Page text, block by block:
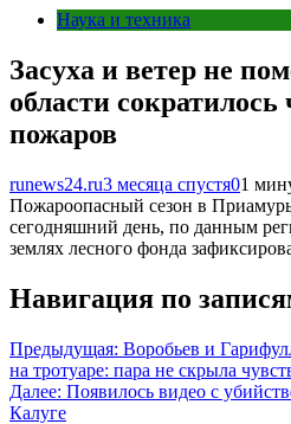
Наука и техника
Засуха и ветер не
области
пожаров
runews24.ru3 месяца спустя01
Пожароопасный сезон в
сегодняшний день, по данным
землях лесного фонда
Навигация по
Предыдущая: Воробьев и
на тротуаре: пара не скрыла
Далее: Появилось видео с
Калуге